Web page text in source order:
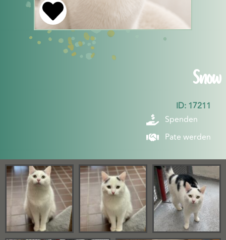
Snow
ID: 17211
Spenden
Pate werden